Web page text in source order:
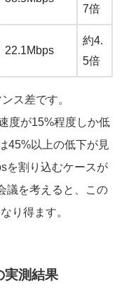
7倍
22.1Mbps
約4.
5倍
ス差です。
度が15%程度しか低
45%以上の低下が見
を割り込むケースが
議を考えると、この
り得ます。
実測結果